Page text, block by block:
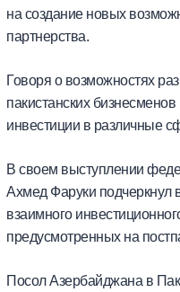
на создание новых
партнерства.
Говоря о возможностях
пакистанских
инвестиции в различные
В своем выступлении
Ахмед Фаруки подчеркнул
взаимного
предусмотренных на
Посол Азербайджана в